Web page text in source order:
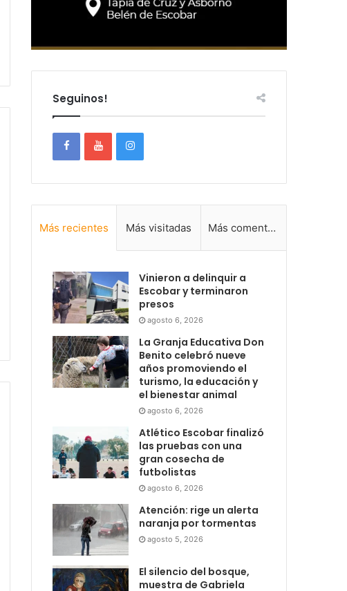
Seguinos!
Más recientes Más visitadas Más comentadas
Vinieron a delinquir a
Escobar y terminaron
presos
agosto 6, 2026
La Granja Educativa Don
Benito celebró nueve
años promoviendo el
turismo, la educación y
el bienestar animal
agosto 6, 2026
Atlético Escobar finalizó
las pruebas con una
gran cosecha de
futbolistas
agosto 6, 2026
Atención: rige un alerta
naranja por tormentas
agosto 5, 2026
El silencio del bosque,
muestra de Gabriela